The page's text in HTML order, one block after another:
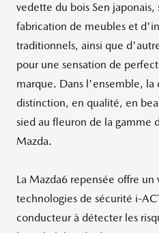
vedette du bois Sen japonais,
fabrication de meubles et
traditionnels, ainsi que
pour une sensation de
marque. Dans l'ensemble, la
distinction, en qualité, en
sied au fleuron de la gamme
Mazda.
La Mazda6 repensée offre un
technologies de sécurité i-
conducteur à détecter les